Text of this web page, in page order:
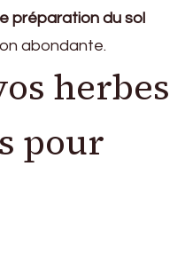
préparation du sol
abondante.
herbes
pour